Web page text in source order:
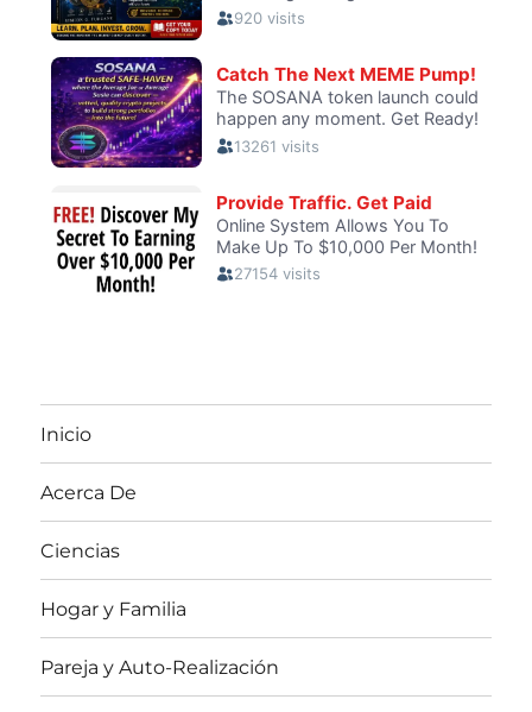
Inicio
Acerca De
Ciencias
Hogar y Familia
Pareja y Auto-Realización